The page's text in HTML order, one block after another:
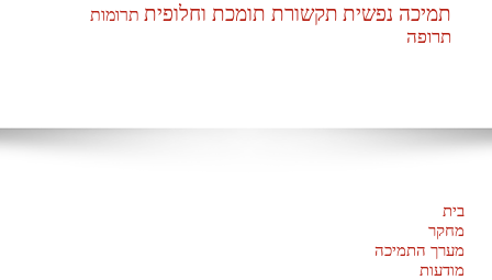
תמיכה נפשית תקשורת תומכת וחלופית תרומות
תרופה
בית
מחקר
מערך התמיכה
מודעות